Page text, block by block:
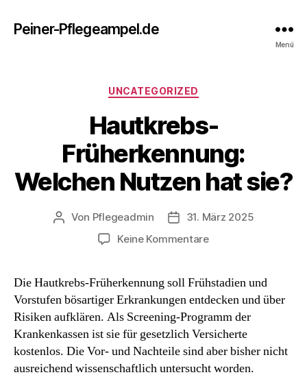
Peiner-Pflegeampel.de
Menü
Kategorien
UNCATEGORIZED
Hautkrebs-
Früherkennung:
Welchen Nutzen hat sie?
Beitragsautor
Von Pflegeadmin Beitragsdatum
31. März 2025
Keine Kommentarezu
Welchen
Nutzen
hat
sie?
Die Hautkrebs-Früherkennung soll Frühstadien und
Vorstufen bösartiger Erkrankungen entdecken und über
Risiken aufklären. Als Screening-Programm der
Krankenkassen ist sie für gesetzlich Versicherte
kostenlos. Die Vor- und Nachteile sind aber bisher nicht
ausreichend wissenschaftlich untersucht worden.